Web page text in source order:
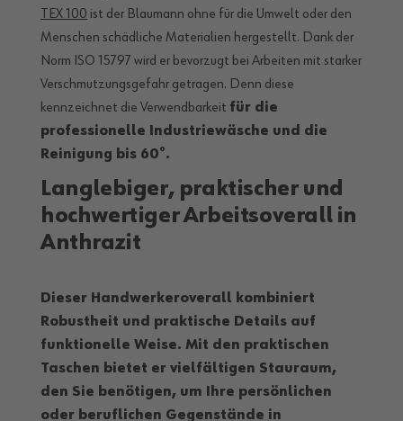
TEX 100 ist der Blaumann ohne für die Umwelt oder den
Menschen schädliche Materialien hergestellt. Dank der
Norm ISO 15797 wird er bevorzugt bei Arbeiten mit starker
Verschmutzungsgefahr getragen. Denn diese
kennzeichnet die Verwendbarkeit für die
professionelle Industriewäsche und die
Reinigung bis 60°.
Langlebiger, praktischer und
hochwertiger Arbeitsoverall in
Anthrazit
Dieser Handwerkeroverall kombiniert
Robustheit und praktische Details auf
funktionelle Weise. Mit den praktischen
Taschen bietet er vielfältigen Stauraum,
den Sie benötigen, um Ihre persönlichen
oder beruflichen Gegenstände in